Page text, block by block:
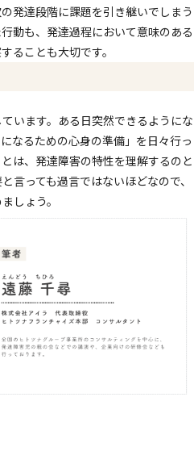
発達段階に課題を引き継いでしまう
動も、発達過程において意味のある
ることも大切です。
います。ある日突然できるようにな
なるための心身の準備」を日々行っ
は、発達障害の特性を理解するのと
言っても過言ではないほどなので、
しょう。